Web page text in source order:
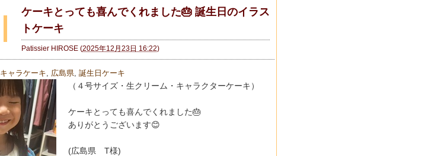
ケーキとっても喜んでくれました🎂 誕生日のイラス
トケーキ
Patissier HIROSE(2025年12月23日 16:22)
キャラケーキ 広島県, 誕生日ケーキ
（４号サイズ・生クリーム・キャラクターケーキ）
ケーキとっても喜んでくれました🎂
ありがとうございます😊
(広島県 T様)